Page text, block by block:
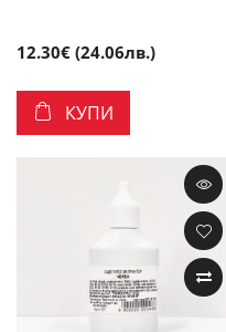
12.30€ (24.06лв.)
КУПИ